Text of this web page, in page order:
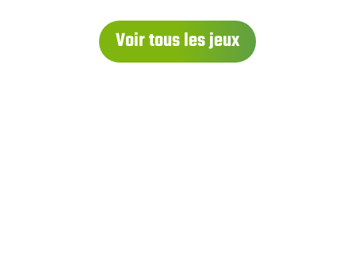
Voir tous les jeux